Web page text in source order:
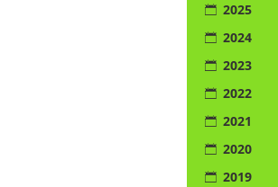
2025
2024
2023
2022
2021
2020
2019